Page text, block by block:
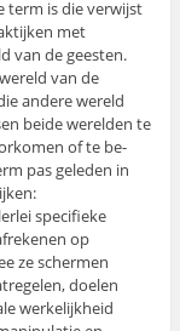
term is die verwijst
met
van de geesten.
van de
andere wereld
beide werelden te
of te be-
pas geleden in
specifieke
op
ze schermen
doelen
werkelijkheid